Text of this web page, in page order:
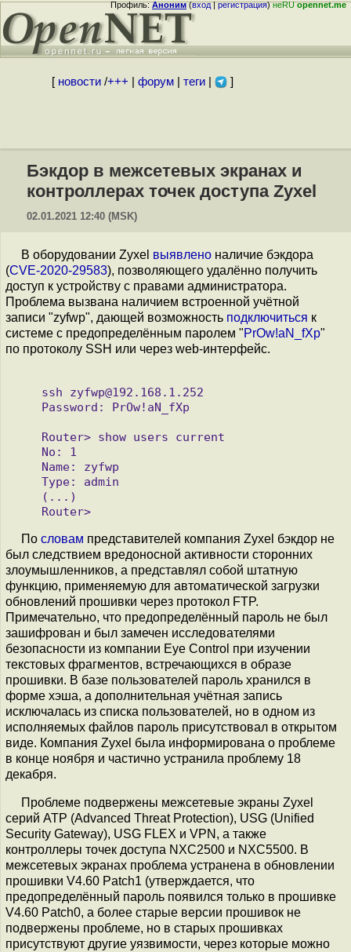
Профиль:Аноним(вход|регистрация)неRUopennet.me
[ новости/+++ форум| теги| ]
Бэкдор в межсетевых экранах и
контроллерах точек доступа Zyxel
02.01.2021 12:40 (MSK)
В оборудовании Zyxel выявлено наличие бэкдора
(CVE-2020-29583), позволяющего удалённо получить
доступ к устройству с правами администратора.
Проблема вызвана наличием встроенной учётной
записи "zyfwp", дающей возможность подключиться к
системе с предопределённым паролем "PrOw!aN_fXp"
по протоколу SSH или через web-интерфейс.
По словам представителей компания Zyxel бэкдор не
был следствием вредоносной активности сторонних
злоумышленников, а представлял собой штатную
функцию, применяемую для автоматической загрузки
обновлений прошивки через протокол FTP.
Примечательно, что предопределённый пароль не был
зашифрован и был замечен исследователями
безопасности из компании Eye Control при изучении
текстовых фрагментов, встречающихся в образе
прошивки. В базе пользователей пароль хранился в
форме хэша, а дополнительная учётная запись
исключалась из списка пользователей, но в одном из
исполняемых файлов пароль присутствовал в открытом
виде. Компания Zyxel была информирована о проблеме
в конце ноября и частично устранила проблему 18
декабря.
Проблеме подвержены межсетевые экраны Zyxel
серий ATP (Advanced Threat Protection), USG (Unified
Security Gateway), USG FLEX и VPN, а также
контроллеры точек доступа NXC2500 и NXC5500. В
межсетевых экранах проблема устранена в обновлении
прошивки V4.60 Patch1 (утверждается, что
предопределённый пароль появился только в прошивке
V4.60 Patch0, а более старые версии прошивок не
подвержены проблеме, но в старых прошивках
присутствуют другие уязвимости, через которые можно